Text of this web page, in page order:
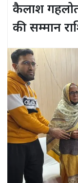
कैलाश
की सम्‍मान